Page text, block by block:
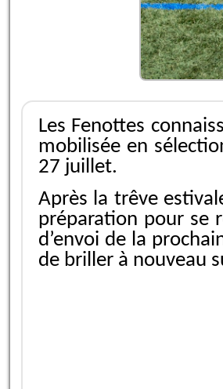
Les Fenottes
mobilisée en
27 juillet.
Après la trêve
préparation pour se
d’envoi de la
de briller à nouveau